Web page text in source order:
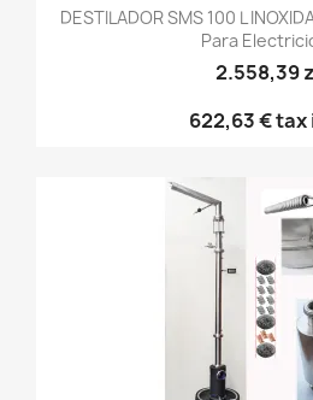
DESTILADOR SMS 100 L
Para
2.558,39
622,63 €tax